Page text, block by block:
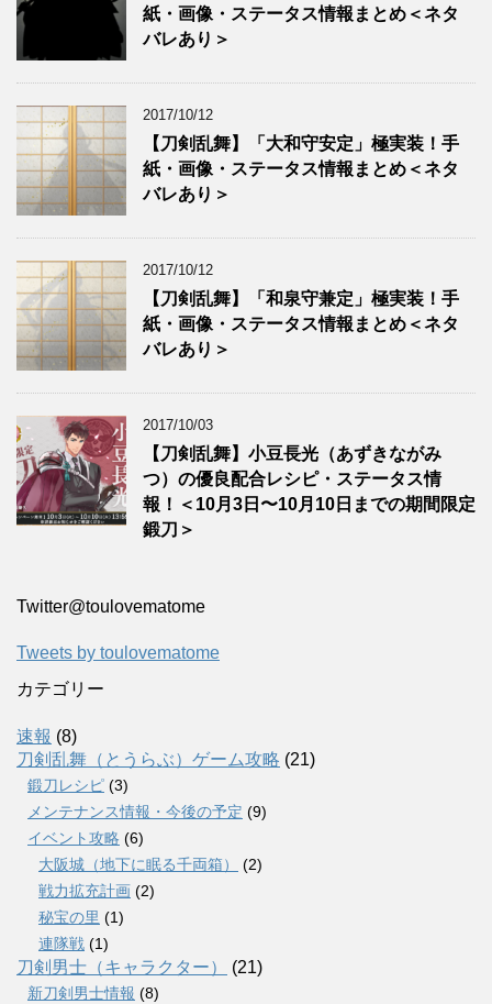
紙・画像・ステータス情報まとめ＜ネタ
バレあり＞
2017/10/12
【刀剣乱舞】「大和守安定」極実装！手
紙・画像・ステータス情報まとめ＜ネタ
バレあり＞
2017/10/12
【刀剣乱舞】「和泉守兼定」極実装！手
紙・画像・ステータス情報まとめ＜ネタ
バレあり＞
2017/10/03
【刀剣乱舞】小豆長光（あずきながみ
つ）の優良配合レシピ・ステータス情
報！＜10月3日〜10月10日までの期間限定
鍛刀＞
Twitter‎@toulovematome
Tweets by toulovematome
カテゴリー
速報 (8)
刀剣乱舞（とうらぶ）ゲーム攻略 (21)
鍛刀レシピ (3)
メンテナンス情報・今後の予定 (9)
イベント攻略 (6)
大阪城（地下に眠る千両箱）
(2)
戦力拡充計画 (2)
秘宝の里 (1)
連隊戦 (1)
刀剣男士（キャラクター） (21)
新刀剣男士情報 (8)